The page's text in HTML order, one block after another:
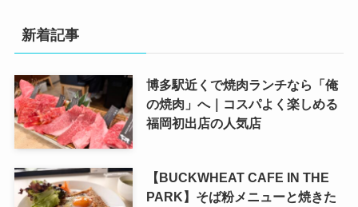
新着記事
博多駅近くで焼肉ランチなら「俺
の焼肉」へ｜コスパよく楽しめる
福岡初出店の人気店
【BUCKWHEAT CAFE IN THE
PARK】そば粉メニューと焼きた